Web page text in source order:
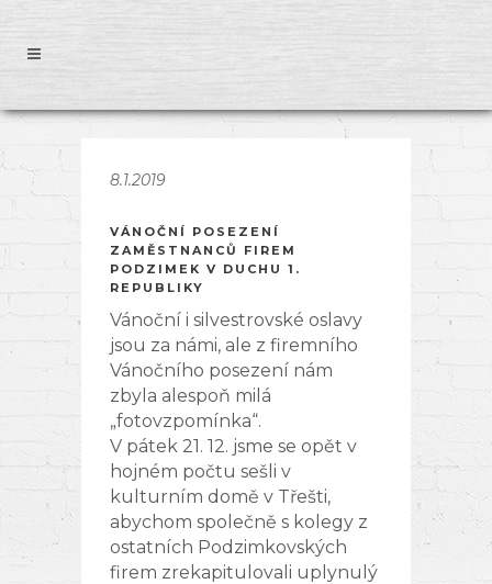
8.1.2019
VÁNOČNÍ POSEZENÍ
ZAMĚSTNANCŮ FIREM
PODZIMEK V DUCHU 1.
REPUBLIKY
Vánoční i silvestrovské oslavy
jsou za námi, ale z firemního
Vánočního posezení nám
zbyla alespoň milá
„fotovzpomínka“.
V pátek 21. 12. jsme se opět v
hojném počtu sešli v
kulturním domě v Třešti,
abychom společně s kolegy z
ostatních Podzimkovských
firem zrekapitulovali uplynulý